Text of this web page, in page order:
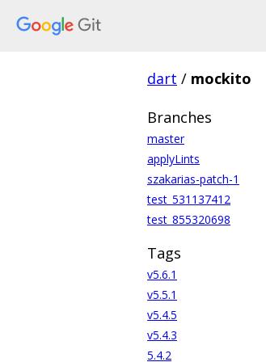
dart / mockito
Branches
master
applyLints
szakarias-patch-1
test_531137412
test_855320698
Tags
v5.6.1
v5.5.1
v5.4.5
v5.4.3
5.4.2